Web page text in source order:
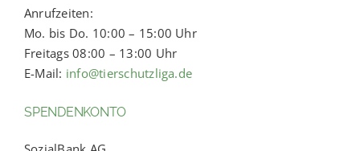
Anrufzeiten:
Mo. bis Do. 10:00 – 15:00 Uhr
Freitags 08:00 – 13:00 Uhr
E-Mail: info@tierschutzliga.de
SPENDENKONTO